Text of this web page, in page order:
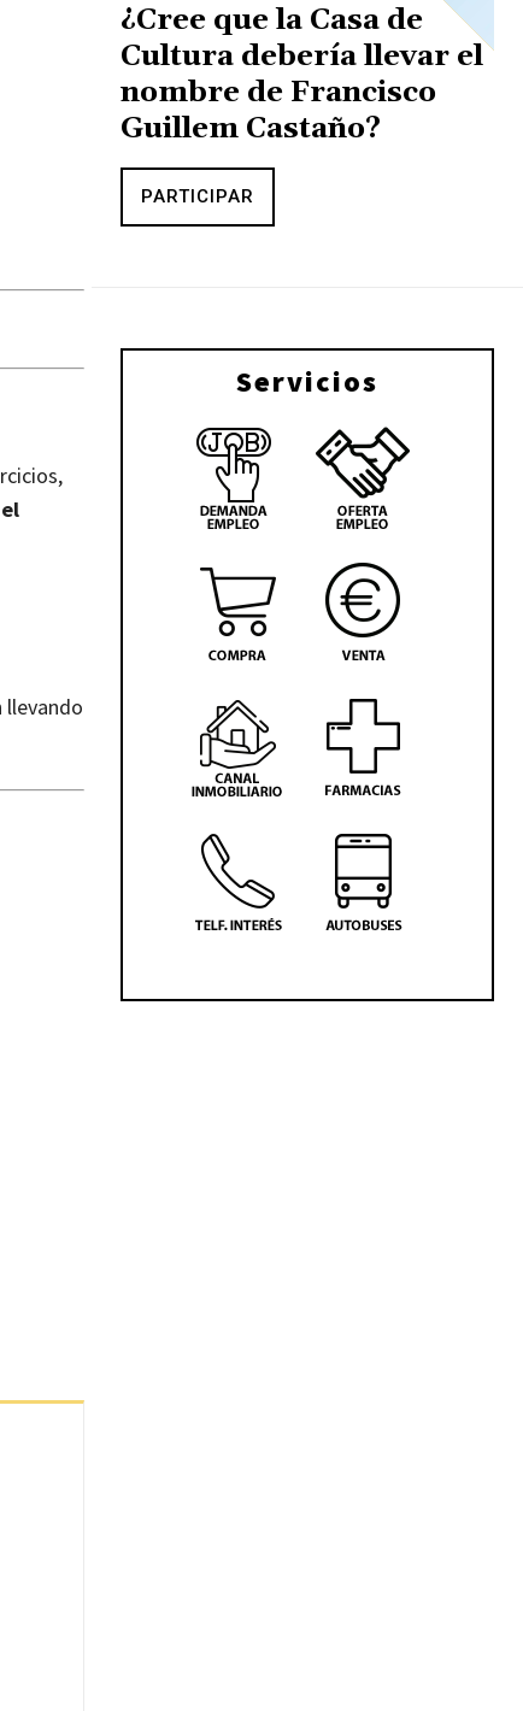
llevando
¿Cree que la Casa de
Cultura debería llevar el
nombre de Francisco
Guillem Castaño?
PARTICIPAR
Servicios